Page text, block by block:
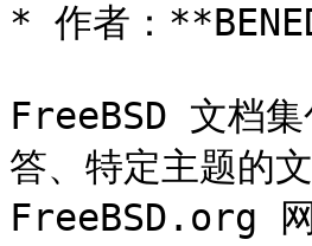
* 作者：
FreeBSD 文档集
答、特定主题的
FreeBSD.org